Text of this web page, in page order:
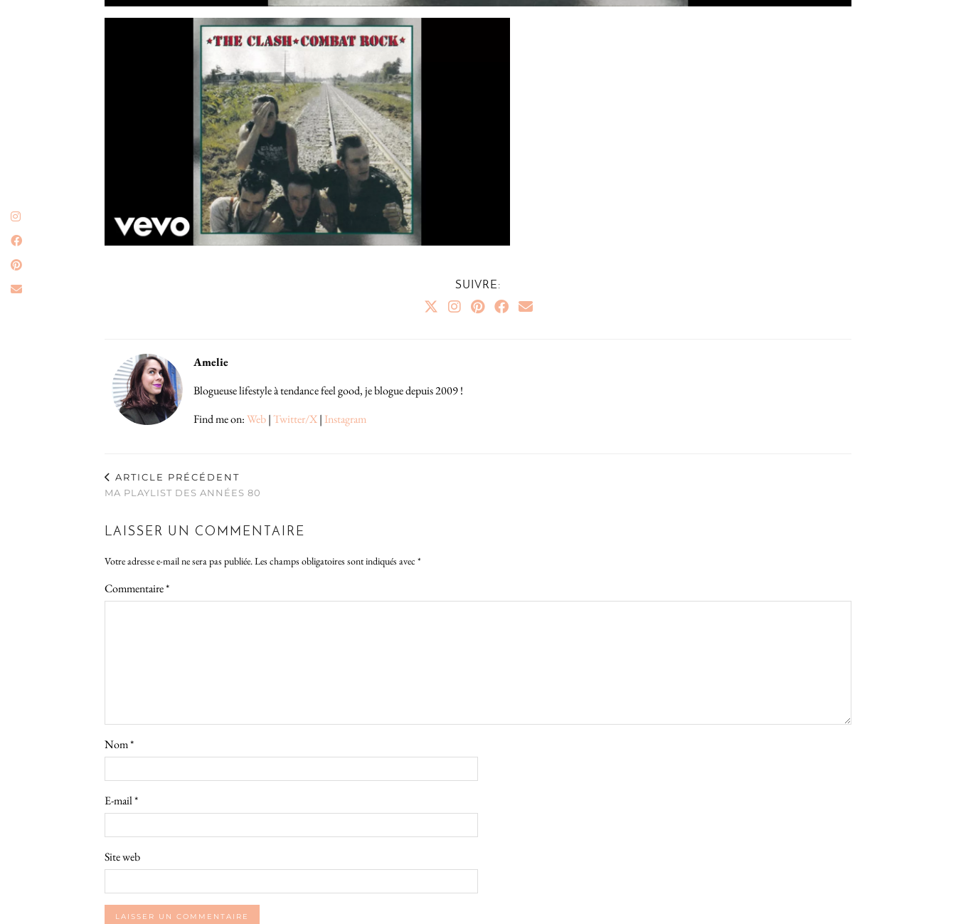
SUIVRE:
Amelie
Blogueuse lifestyle à tendance feel good, je blogue depuis 2009 !
Find me on:Web|Twitter/X| Instagram
ARTICLE PRÉCÉDENT
MA PLAYLIST DES ANNÉES 80
LAISSER UN COMMENTAIRE
Votre adresse e-mail ne sera pas publiée.Les champs obligatoires sont indiqués avec *
Commentaire*
Nom*
E-mail*
Site web